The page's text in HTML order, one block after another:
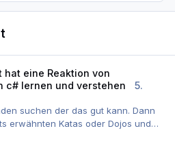
hat eine Reaktion von
c# lernen und verstehen
5.
suchen der das gut kann. Dann
erwähnten Katas oder Dojos und